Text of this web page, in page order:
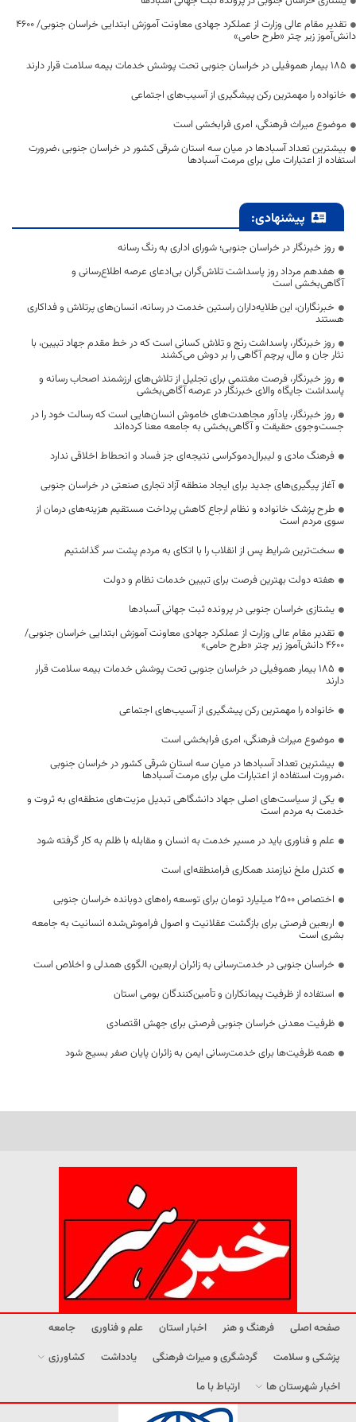
تقدیر مقام عالی وزارت از عملکرد جهادی معاونت آموزش ابتدایی خراسان جنوبی/ ۴۶۰۰
دانش‌آموز زیر چتر «طرح حامی»
۱۸۵ بیمار هموفیلی در خراسان جنوبی تحت پوشش خدمات بیمه سلامت قرار دارند
خانواده را مهمترین رکن پیشگیری از آسیب‌های اجتماعی
موضوع میراث فرهنگی، امری فرابخشی است
بیشترین تعداد آسبادها در میان سه استان شرقی کشور در خراسان جنوبی ،ضرورت
استفاده از اعتبارات ملی برای مرمت آسبادها
پیشنهادی:
روز خبرنگار در خراسان جنوبی؛ شورای اداری به رنگ رسانه
هفدهم مرداد روز پاسداشت تلاش‌گران بی‌ادعای عرصه اطلاع‌رسانی و
آگاهی‌بخشی است
خبرنگاران، این طلایه‌داران راستین خدمت در رسانه، انسان‌های پرتلاش و فداکاری
هستند
روز خبرنگار، پاسداشت رنج و تلاش کسانی است که در خط مقدم جهاد تبیین، با
نثار جان و مال، پرچم آگاهی را بر دوش می‌کشند
روز خبرنگار، فرصت مغتنمی برای تجلیل از تلاش‌های ارزشمند اصحاب رسانه و
پاسداشت جایگاه والای خبرنگار در عرصه آگاهی‌بخشی
روز خبرنگار، یادآور مجاهدت‌های خاموش انسان‌هایی است که رسالت خود را در
جست‌وجوی حقیقت و آگاهی‌بخشی به جامعه معنا کرده‌اند
فرهنگ مادی و لیبرال‌دموکراسی نتیجه‌ای جز فساد و انحطاط اخلاقی ندارد
آغاز پیگیری‌های جدید برای ایجاد منطقه آزاد تجاری صنعتی در خراسان جنوبی
طرح پزشک خانواده و نظام ارجاع کاهش پرداخت مستقیم هزینه‌های درمان از
سوی مردم است
سخت‌ترین شرایط پس از انقلاب را با اتکای به مردم پشت سر گذاشتیم
هفته دولت بهترین فرصت برای تبیین خدمات نظام و دولت
یشتازی خراسان جنوبی در پرونده ثبت جهانی آسبادها
تقدیر مقام عالی وزارت از عملکرد جهادی معاونت آموزش ابتدایی خراسان جنوبی/
۴۶۰۰ دانش‌آموز زیر چتر «طرح حامی»
۱۸۵ بیمار هموفیلی در خراسان جنوبی تحت پوشش خدمات بیمه سلامت قرار
دارند
خانواده را مهمترین رکن پیشگیری از آسیب‌های اجتماعی
موضوع میراث فرهنگی، امری فرابخشی است
بیشترین تعداد آسبادها در میان سه استان شرقی کشور در خراسان جنوبی
،ضرورت استفاده از اعتبارات ملی برای مرمت آسبادها
یکی از سیاست‌های اصلی جهاد دانشگاهی تبدیل مزیت‌های منطقه‌ای به ثروت و
خدمت به مردم است
علم و فناوری باید در مسیر خدمت به انسان و مقابله با ظلم به کار گرفته شود
کنترل ملخ نیازمند همکاری فرامنطقه‌ای است
اختصاص 2500 میلیارد تومان برای توسعه راه‌های دوبانده خراسان جنوبی
اربعین فرصتی برای بازگشت عقلانیت و اصول فراموش‌شده انسانیت به جامعه
بشری است
خراسان جنوبی در خدمت‌رسانی به زائران اربعین، الگوی همدلی و اخلاص است
استفاده از ظرفیت پیمانکاران و تأمین‌کنندگان بومی استان
ظرفیت معدنی خراسان جنوبی فرصتی برای جهش اقتصادی
همه ظرفیت‌ها برای خدمت‌رسانی ایمن به زائران پایان صفر بسیج شود
صفحه اصلی فرهنگ و هنر اخبار استان علم و فناوری
جامعه
پزشکی و سلامت
گردشگری و میراث فرهنگی یادداشت
کشاورزی
اخبار شهرستان ها
ارتباط با ما